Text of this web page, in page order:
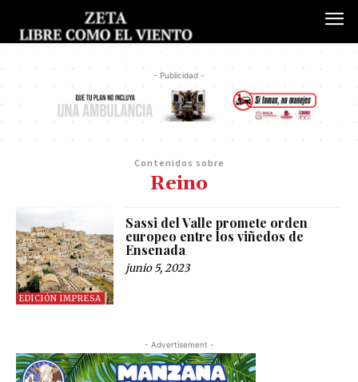
- Publicidad -
Contenidos sobre
Reino
EDICIÓN IMPRESA
Sassi del Valle promete orden
europeo entre los viñedos de
Ensenada
junio 5, 2023
- Advertisement -